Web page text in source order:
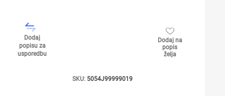
Dodaj
popisu za
usporedbu
Dodaj na
popis
želja
SKU: 5054J99999019